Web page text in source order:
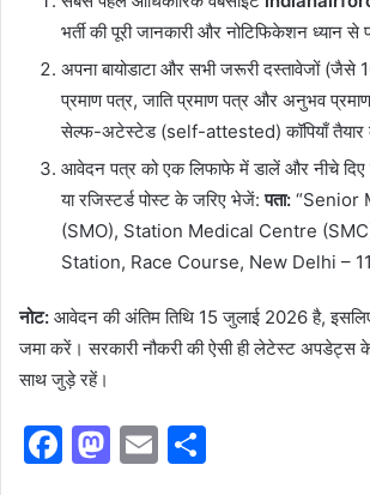
भर्ती की पूरी जानकारी और नोटिफिकेशन ध्यान से
अपना बायोडाटा और सभी जरूरी दस्तावेजों (जैसे
प्रमाण पत्र, जाति प्रमाण पत्र और अनुभव
सेल्फ-अटेस्टेड (self-attested) कॉपियाँ तैयार
आवेदन पत्र को एक लिफाफे में डालें और नीचे दिए
या रजिस्टर्ड पोस्ट के जरिए भेजें:पता: “Senior
(SMO), Station Medical Centre
Station, Race Course, New Delhi –
नोट: आवेदन की अंतिम तिथि 15 जुलाई 2026 है,
जमा करें। सरकारी नौकरी की ऐसी ही लेटेस्ट अपडेट्स
साथ जुड़े रहें।
F
M E